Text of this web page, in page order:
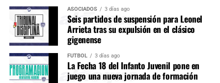
ASOCIADOS 3 días ago
Seis partidos de suspensión para Leonel
Arrieta tras su expulsión en el clásico
gigenense
FÚTBOL 3 días ago
La Fecha 18 del Infanto Juvenil pone en
juego una nueva jornada de formación